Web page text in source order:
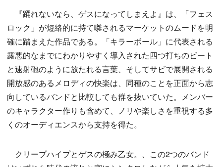
『踊れないなら、ゲスになってしまえよ』は、「フェス
ロック」が短絡的に持て囃されるマーケットのムードを明
確に踏まえた作品である。「キラーボール」に代表される
露悪的なまでにわかりやすく導入された四つ打ちのビート
と速射砲のように放たれる言葉、そしてサビで展開される
開放感のあるメロディの快楽は、同種のことを正面から志
向しているバンドと比較しても群を抜いていた。メンバー
のキャラクター作りも含めて、ノリや楽しさを重視する多
くのオーディエンスから支持を得た。
クリープハイプとゲスの極み乙女。、この2つのバンド